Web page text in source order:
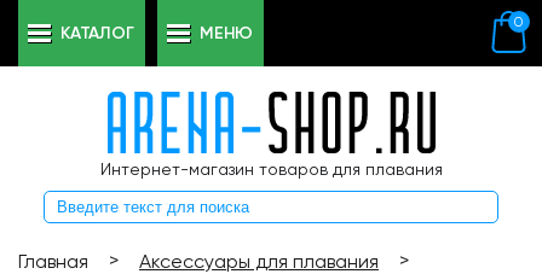
Интернет-магазин товаров для плавания
0
КАТАЛОГ МЕНЮ
Главная > Аксессуары для плавания
>